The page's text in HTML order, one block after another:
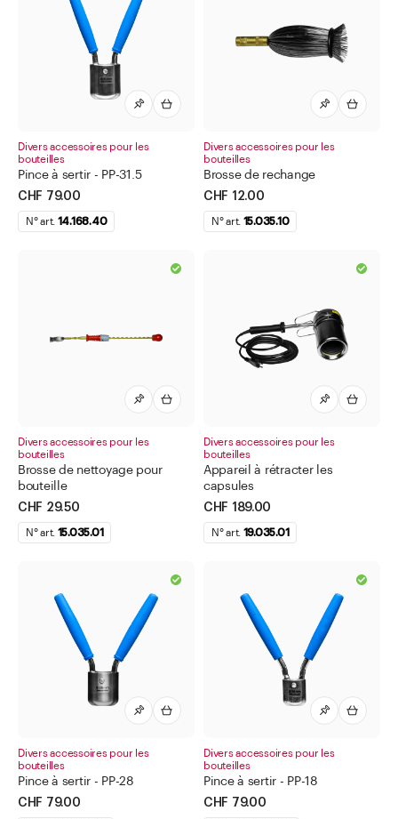
Capsules rétractables
Carton pour bouteilles
Divers accessoires pour les bouteilles
Appareil à main pour fermer les capsules
Brosse de nettoyage pour bouteille
Pince à sertir
Doseur eau-de-vie
Parfums d'Ambiance
Shop le Look
Centre d'aide
Entreprise
Divers accessoires pour les
bouteilles
Pince à sertir - PP-31.5
CHF 79.00
N° art. 14.168.40
Divers accessoires pour les
bouteilles
Brosse de rechange
CHF 12.00
N° art. 15.035.10
Divers accessoires pour les
bouteilles
Brosse de nettoyage pour
bouteille
CHF 29.50
N° art. 15.035.01
Divers accessoires pour les
bouteilles
Appareil à rétracter les
capsules
CHF 189.00
N° art. 19.035.01
Divers accessoires pour les
bouteilles
Pince à sertir - PP-28
CHF 79.00
Divers accessoires pour les
bouteilles
Pince à sertir - PP-18
CHF 79.00